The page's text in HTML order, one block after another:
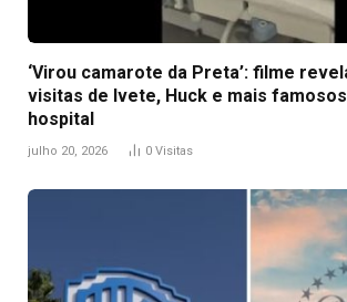
‘Virou camarote da Preta’: filme
visitas de Ivete, Huck e mais
hospital
julho 20, 2026 0 Visitas